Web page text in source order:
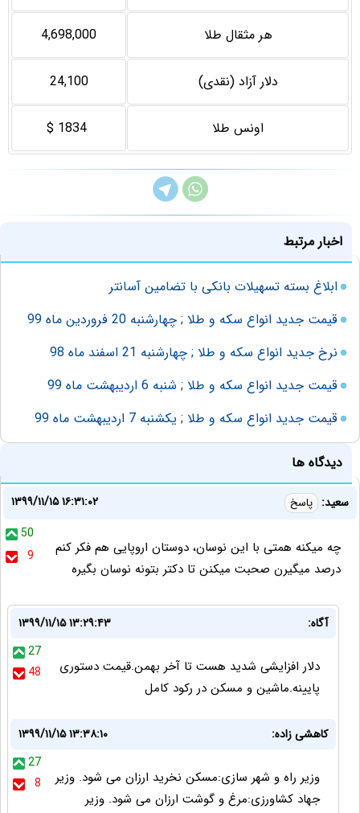
هر مثقال طلا 4,698,000
دلار آزاد (نقدی) 24,100
اونس طلا
اخبار مرتبط
ابلاغ بسته تسهیلات بانکی با تضامین آسانتر
قیمت جدید انواع سکه و طلا ; چهارشنبه 20 فروردین ماه 99
نرخ جدید انواع سکه و طلا ; چهارشنبه 21 اسفند ماه 98
قیمت جدید انواع سکه و طلا ; شنبه 6 اردیبهشت ماه 99
قیمت جدید انواع سکه و طلا ; یکشنبه 7 اردیبهشت ماه 99
دیدگاه ها
سعید: پاسخ
۱۳۹۹/۱۱/۱۵ ۱۶:۳۱:۰۲
50
9
چه میکنه همتی با این نوسان، دوستان اروپایی هم فکر کنم
درصد میگیرن صحبت میکنن تا دکتر بتونه نوسان بگیره
آگاه:
۱۳۹۹/۱۱/۱۵ ۱۳:۲۹:۴۳
27
48
دلار افزایشی شدید هست تا آخر بهمن.قیمت دستوری
پایینه.ماشین و مسکن در رکود کامل
کاهشی زاده:
۱۳۹۹/۱۱/۱۵ ۱۳:۳۸:۱۰
27
8
وزیر راه و شهر سازی:مسکن نخرید ارزان می شود. وزیر
جهاد کشاورزی:مرغ و گوشت ارزان می شود. وزیر